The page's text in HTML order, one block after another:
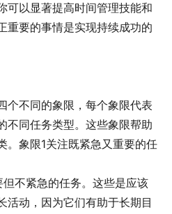
可以显著提高时间管理技能和
重要的事情是实现持续成功的
个不同的象限，每个象限代表
不同任务类型。这些象限帮助
。象限1关注既紧急又重要的任
不紧急的任务。这些是应该
活动，因为它们有助于长期目